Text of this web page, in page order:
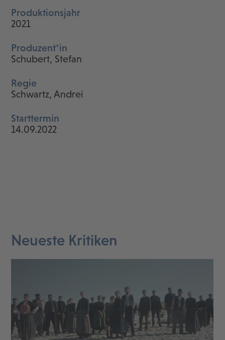
Produktionsjahr
2021
Produzent*in
Schubert, Stefan
Regie
Schwartz, Andrei
Starttermin
14.09.2022
Neueste Kritiken